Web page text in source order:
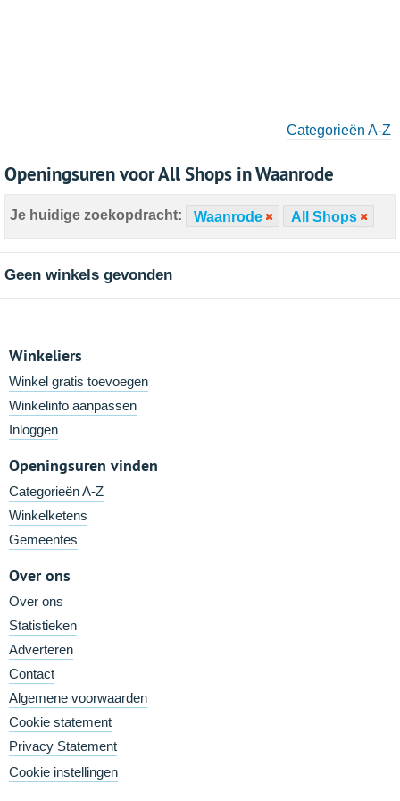
Categorieën A-Z
Openingsuren voor All Shops in Waanrode
Je huidige zoekopdracht: Waanrode All Shops
Geen winkels gevonden
Winkeliers
Winkel gratis toevoegen
Winkelinfo aanpassen
Inloggen
Openingsuren vinden
Categorieën A-Z
Winkelketens
Gemeentes
Over ons
Over ons
Statistieken
Adverteren
Contact
Algemene voorwaarden
Cookie statement
Privacy Statement
Cookie instellingen